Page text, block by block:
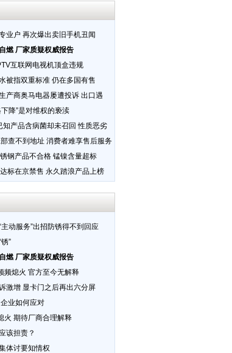
业户 再次爆出卖旧手机丑闻
燃 厂家质疑权威报告
互联网电视机顶盒违规
被指双重标准 仍在多国有售
产商奥马电器屡遭投诉 出口遇
降”是对维权的亵渎
知产品含病菌却未召回 性质恶劣
查不到地址 消费者难享售后服务
钢产品不合格 锰镍含量超标
标在京禁售 永久踏浪产品上榜
主动服务”出招防锈得不到回应
”
燃 厂家质疑权威报告
频熄火 官方至今无解释
激增 显卡门之后再出六分屏
业如何应对
火 期待厂商合理解释
该担责？
体讨要知情权